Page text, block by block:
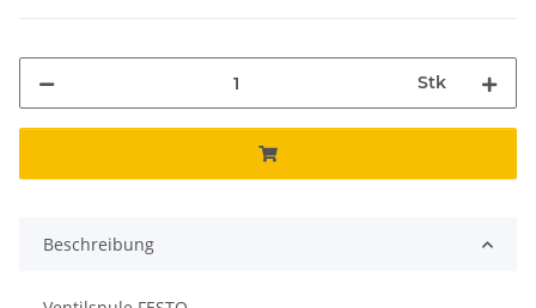
Stk
Beschreibung